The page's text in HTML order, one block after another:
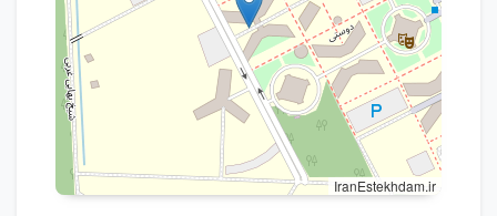
IranEstekhdam.ir